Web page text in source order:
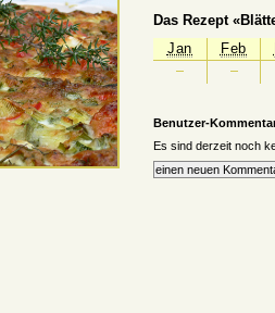
Das Rezept
Jan
Feb
Benutzer-
Es sind derzeit noch